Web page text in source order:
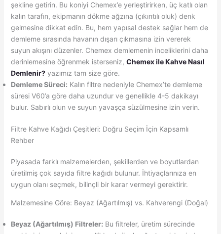
şekline getirin. Bu koniyi Chemex’e yerleştirirken, üç katlı olan
kalın tarafın, ekipmanın dökme ağzına (çıkıntılı oluk) denk
gelmesine dikkat edin. Bu, hem yapısal destek sağlar hem de
demleme sırasında havanın dışarı çıkmasına izin vererek
suyun akışını düzenler. Chemex demlemenin inceliklerini daha
derinlemesine öğrenmek isterseniz, Chemex ile Kahve Nasıl
Demlenir?yazımız tam size göre.
Demleme Süreci: Kalın filtre nedeniyle Chemex’te demleme
süresi V60’a göre daha uzundur ve genellikle 4-5 dakikayı
bulur. Sabırlı olun ve suyun yavaşça süzülmesine izin verin.
Filtre Kahve Kağıdı Çeşitleri: Doğru Seçim İçin Kapsamlı
Rehber
Piyasada farklı malzemelerden, şekillerden ve boyutlardan
üretilmiş çok sayıda filtre kağıdı bulunur. İhtiyaçlarınıza en
uygun olanı seçmek, bilinçli bir karar vermeyi gerektirir.
Malzemesine Göre: Beyaz (Ağartılmış) vs. Kahverengi (Doğal)
Beyaz (Ağartılmış) Filtreler: Bu filtreler, üretim sürecinde